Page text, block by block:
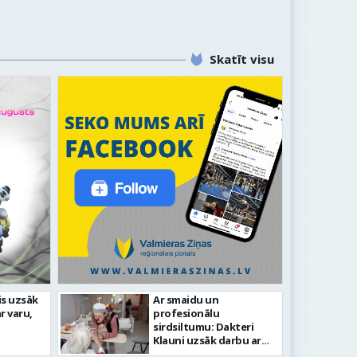
Skatīt visu
laikmetīgās kultūras
“Kurtuve”
uzsāk
varu,
Ar smaidu un
profesionālu
sirdsiltumu: Dakteri
Klauni uzsāk darbu ar
senioriem Vidzemes